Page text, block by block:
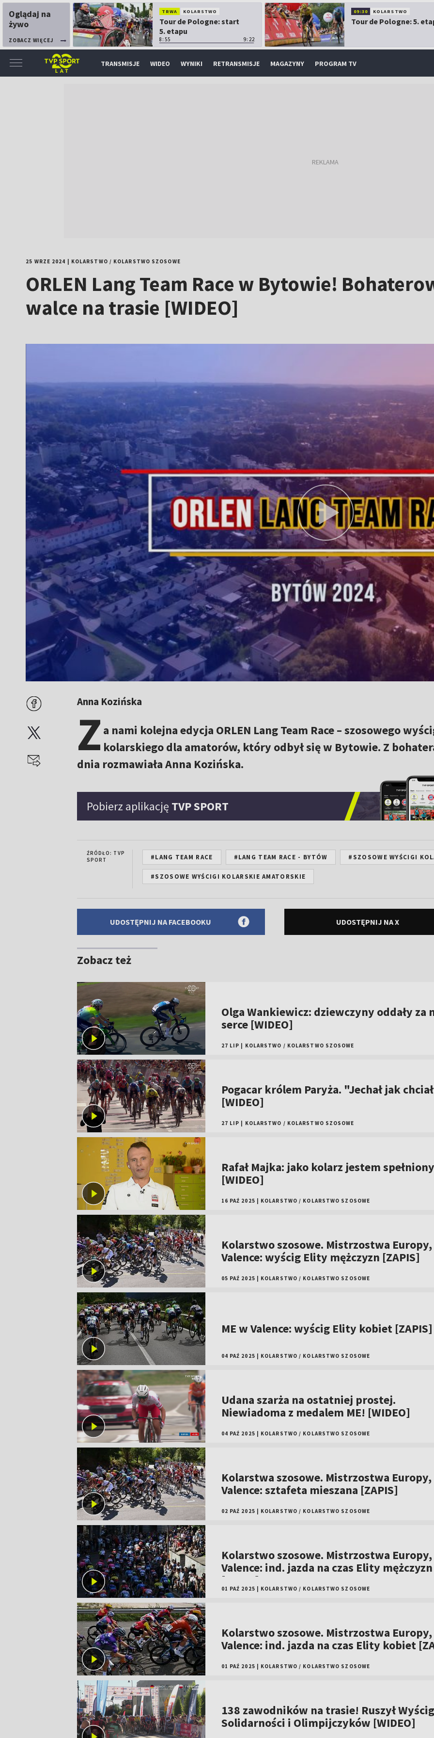
Oglądaj na
żywo
ZOBACZ WIĘCEJ
TRWA KOLARSTWO
Tour de Pologne: start
5. etapu
8:55 9:22
09:30 KOLARSTWO
Tour de Pologne: 5.
TRANSMISJE WIDEO WYNIKI RETRANSMISJE MAGAZYNY PROGRAM TV
25 WRZE 2024 KOLARSTWO / KOLARSTWO SZOSOWE
ORLEN Lang Team Race w Bytowie!
walce na trasie [WIDEO]
Anna Kozińska
Z a nami kolejna edycja ORLEN Lang Team Race – szosowego
kolarskiego dla amatorów, który odbył się w Bytowie. Z
dnia rozmawiała Anna Kozińska.
Pobierz aplikację TVP SPORT
ŹRÓDŁO: TVP
SPORT
#LANG TEAM RACE #LANG TEAM RACE - BYTÓW #SZOSOWE WYŚCIGI
#SZOSOWE WYŚCIGI KOLARSKIE AMATORSKIE
UDOSTĘPNIJ NA FACEBOOKU UDOSTĘPNIJ NA X
Zobacz też
Olga Wankiewicz: dziewczyny oddały za
serce [WIDEO]
27 LIP KOLARSTWO / KOLARSTWO SZOSOWE
Pogacar królem Paryża. "Jechał jak
[WIDEO]
27 LIP KOLARSTWO / KOLARSTWO SZOSOWE
Rafał Majka: jako kolarz jestem spełniony
[WIDEO]
16 PAŹ 2025 KOLARSTWO / KOLARSTWO SZOSOWE
Kolarstwo szosowe. Mistrzostwa Europy,
Valence: wyścig Elity mężczyzn [ZAPIS]
05 PAŹ 2025 KOLARSTWO / KOLARSTWO SZOSOWE
ME w Valence: wyścig Elity kobiet [ZAPIS]
04 PAŹ 2025 KOLARSTWO / KOLARSTWO SZOSOWE
Udana szarża na ostatniej prostej.
Niewiadoma z medalem ME! [WIDEO]
04 PAŹ 2025 KOLARSTWO / KOLARSTWO SZOSOWE
Kolarstwa szosowe. Mistrzostwa Europy,
Valence: sztafeta mieszana [ZAPIS]
02 PAŹ 2025 KOLARSTWO / KOLARSTWO SZOSOWE
Kolarstwo szosowe. Mistrzostwa Europy,
Valence: ind. jazda na czas Elity
[ZAPIS]
01 PAŹ 2025 KOLARSTWO / KOLARSTWO SZOSOWE
Kolarstwo szosowe. Mistrzostwa Europy,
Valence: ind. jazda na czas Elity kobiet
01 PAŹ 2025 KOLARSTWO / KOLARSTWO SZOSOWE
138 zawodników na trasie! Ruszył Wyścig
Solidarności i Olimpijczyków [WIDEO]